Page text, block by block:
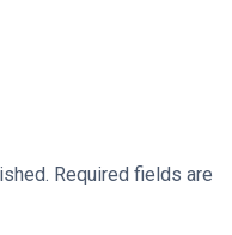
Required fields are